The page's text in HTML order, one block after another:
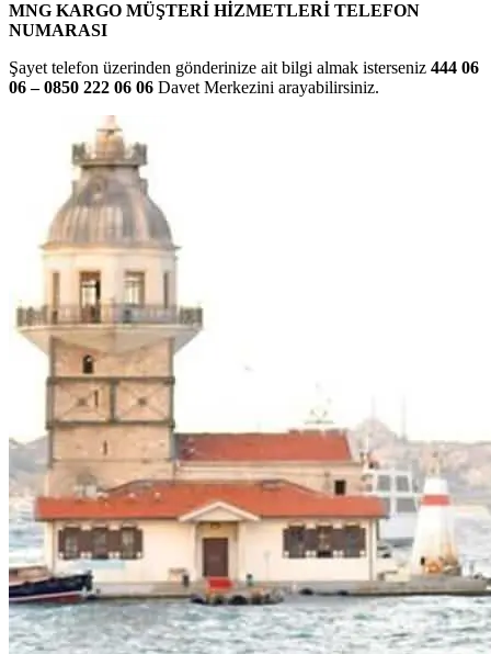
MNG KARGO MÜŞTERİ HİZMETLERİ TELEFON
NUMARASI
Şayet telefon üzerinden gönderinize ait bilgi almak isterseniz 444 06
06 – 0850 222 06 06 Davet Merkezini arayabilirsiniz.